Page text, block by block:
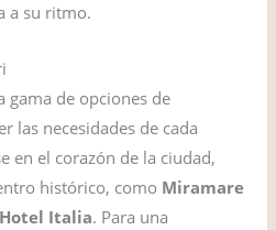
a su ritmo.
gama de opciones de
las necesidades de cada
en el corazón de la ciudad,
histórico, como Miramare
Hotel Italia. Para una